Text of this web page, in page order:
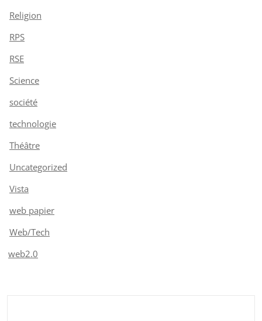
Religion
RPS
RSE
Science
société
technologie
Théâtre
Uncategorized
Vista
web papier
Web/Tech
web2.0